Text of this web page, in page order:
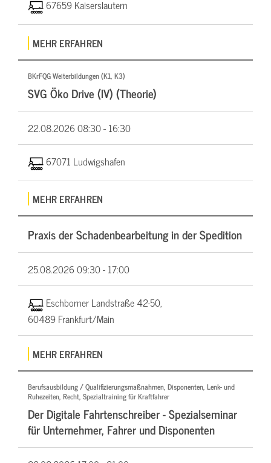
67659 Kaiserslautern
MEHR ERFAHREN
BKrFQG Weiterbildungen (K1, K3)
SVG Öko Drive (IV) (Theorie)
22.08.202608:30 - 16:30
67071 Ludwigshafen
MEHR ERFAHREN
Praxis der Schadenbearbeitung in der Spedition
25.08.202609:30 - 17:00
Eschborner Landstraße 42-50,
60489 Frankfurt/Main
MEHR ERFAHREN
Berufsausbildung / Qualifizierungsmaßnahmen, Disponenten, Lenk- und
Ruhezeiten, Recht, Spezialtraining für Kraftfahrer
Der Digitale Fahrtenschreiber - Spezialseminar
für Unternehmer, Fahrer und Disponenten